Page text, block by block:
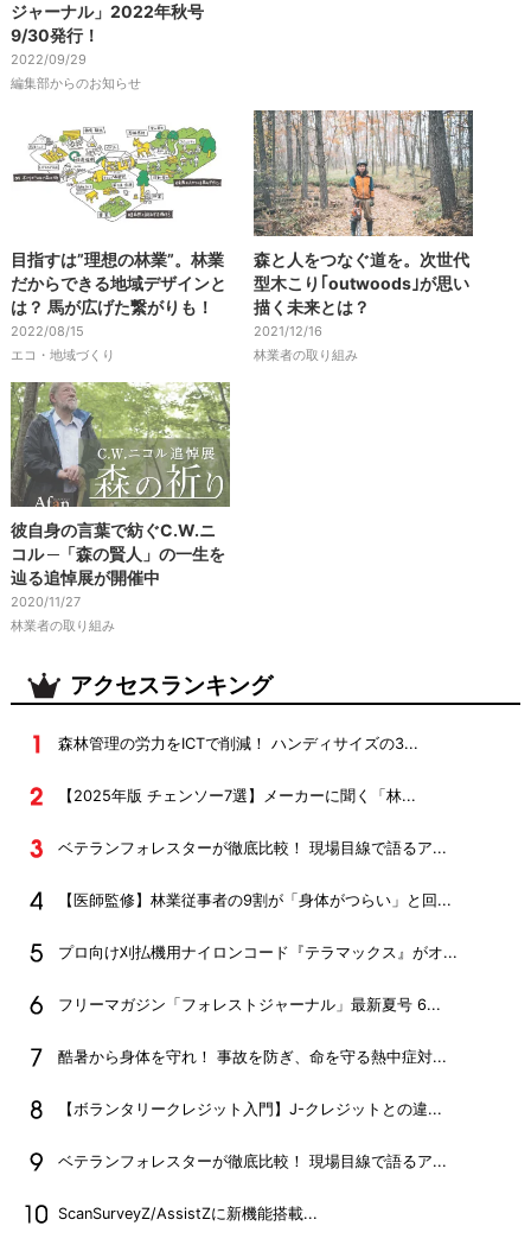
ジャーナル」2022年秋号
9/30発行！
2022/09/29
編集部からのお知らせ
目指すは”理想の林業”。林業
だからできる地域デザインと
は？ 馬が広げた繋がりも！
2022/08/15
エコ・地域づくり
森と人をつなぐ道を。次世代
型木こり｢outwoods｣が思い
描く未来とは？
2021/12/16
林業者の取り組み
彼自身の言葉で紡ぐC.W.ニ
コル ─「森の賢人」の一生を
辿る追悼展が開催中
2020/11/27
林業者の取り組み
アクセスランキング
森林管理の労力をICTで削減！ ハンディサイズの3...
【2025年版 チェンソー7選】メーカーに聞く「林...
ベテランフォレスターが徹底比較！ 現場目線で語るア...
【医師監修】林業従事者の9割が「身体がつらい」と回...
プロ向け刈払機用ナイロンコード『テラマックス』がオ...
フリーマガジン「フォレストジャーナル」最新夏号 6...
酷暑から身体を守れ！ 事故を防ぎ、命を守る熱中症対...
【ボランタリークレジット入門】J-クレジットとの違...
ベテランフォレスターが徹底比較！ 現場目線で語るア...
ScanSurveyZ/AssistZに新機能搭載...